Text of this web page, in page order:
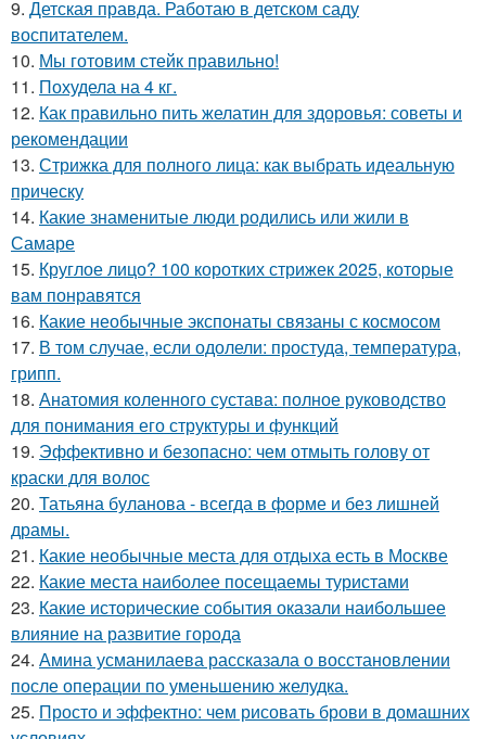
9. Детская правда. Работаю в детском саду
воспитателем.
10. Мы готовим стейк правильно!
11. Похудела на 4 кг.
12. Как правильно пить желатин для здоровья: советы и
рекомендации
13. Стрижка для полного лица: как выбрать идеальную
прическу
14. Какие знаменитые люди родились или жили в
Самаре
15. Круглое лицо? 100 коротких стрижек 2025, которые
вам понравятся
16. Какие необычные экспонаты связаны с космосом
17. В том случае, если одолели: простуда, температура,
грипп.
18. Анатомия коленного сустава: полное руководство
для понимания его структуры и функций
19. Эффективно и безопасно: чем отмыть голову от
краски для волос
20. Татьяна буланова - всегда в форме и без лишней
драмы.
21. Какие необычные места для отдыха есть в Москве
22. Какие места наиболее посещаемы туристами
23. Какие исторические события оказали наибольшее
влияние на развитие города
24. Амина усманилаева рассказала о восстановлении
после операции по уменьшению желудка.
25. Просто и эффектно: чем рисовать брови в домашних